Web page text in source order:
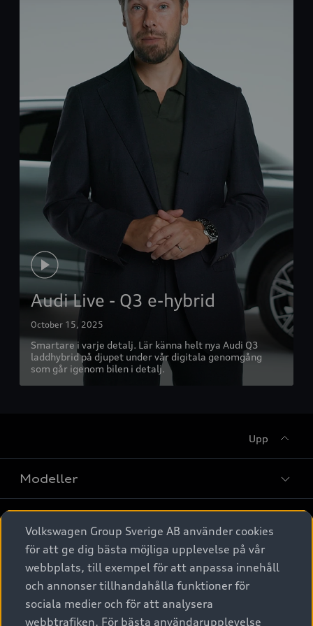
Upp
Modeller
Elbilar
Laddhybrider
A6 modellerna
Privaterbjudanden
Privatleasing
Nya bilar i lager
Service & tillbehör
Tjänstebil
Volkswagen Group Sverige AB använder cookies
för att ge dig bästa möjliga upplevelse på vår
webbplats, till exempel för att anpassa innehåll
och annonser tillhandahålla funktioner för
sociala medier och för att analysera
webbtrafiken. För bästa användarupplevelse